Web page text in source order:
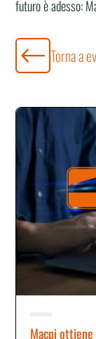
futuro è adesso:
Torna a
Macpi ottiene